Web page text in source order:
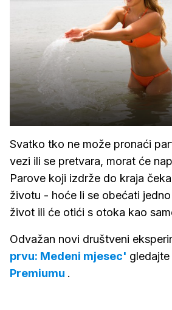
Svatko tko ne može pronaći
vezi ili se pretvara, morat će
Parove koji izdrže do kraja
životu - hoće li se obećati
život ili će otići s otoka kao
Odvažan novi društveni
prvu: Medeni mjesec'
Premiumu .